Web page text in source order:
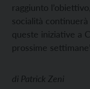
raggiunto
socialità
queste iniziative a
prossime
di Patrick Zeni